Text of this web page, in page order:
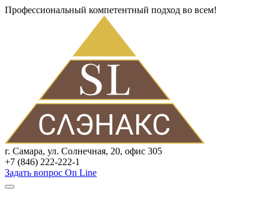
Профессиональный компетентный подход во всем!
г. Самара, ул. Солнечная, 20, офис 305
+7 (846) 222-222-1
Задать вопрос On Line